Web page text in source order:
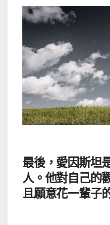
最後，愛因斯坦
人。他對自己的
且願意花一輩子